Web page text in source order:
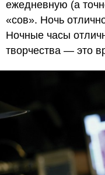
ежедневную (а
«сов». Ночь
Ночные часы
творчества — это